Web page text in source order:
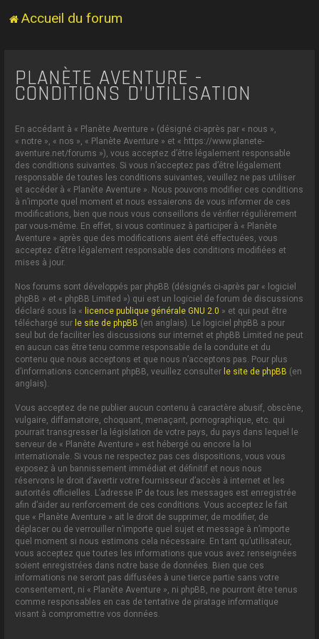
Accueil du forum
PLANÈTE AVENTURE -
CONDITIONS D’UTILISATION
En accédant à « Planète Aventure » (désigné ci-après par « nous »,
« notre », « nos », « Planète Aventure » et « https://www.planete-
aventure.net/forums »), vous acceptez d’être légalement responsable
des conditions suivantes. Si vous n’acceptez pas d’être légalement
responsable de toutes les conditions suivantes, veuillez ne pas utiliser
et accéder à « Planète Aventure ». Nous pouvons modifier ces conditions
à n’importe quel moment et nous essaierons de vous informer de ces
modifications, bien que nous vous conseillons de vérifier régulièrement
par vous-même. En effet, si vous continuez à participer à « Planète
Aventure » après que des modifications aient été effectuées, vous
acceptez d’être légalement responsable des conditions modifiées et
mises à jour.
Nos forums sont développés par phpBB (désignés ci-après par « logiciel
phpBB » et « phpBB Limited ») qui est un logiciel de forum de discussions
déclaré sous la « licence publique générale GNU 2.0 » et qui peut être
téléchargé sur le site de phpBB (en anglais). Le logiciel phpBB a pour
seul but de faciliter les discussions sur internet et phpBB Limited ne peut
en aucun cas être tenu comme responsable de la conduite et du
contenu que nous acceptons et que nous n’acceptons pas. Pour plus
d’informations concernant phpBB, veuillez consulter le site de phpBB (en
anglais).
Vous acceptez de ne publier aucun contenu à caractère abusif, obscène,
vulgaire, diffamatoire, choquant, menaçant, pornographique, etc. qui
pourrait transgresser la législation de votre pays, du pays dans lequel le
serveur de « Planète Aventure » est hébergé ou encore la loi
internationale. Si vous ne respectez pas ces dispositions, vous vous
exposez à un bannissement immédiat et définitif et nous nous
réservons le droit d’avertir votre fournisseur d’accès à internet et les
autorités officielles. L’adresse IP de tous les messages est enregistrée
afin d’aider au renforcement de ces conditions. Vous acceptez le fait
que « Planète Aventure » ait le droit de supprimer, de modifier, de
déplacer ou de verrouiller n’importe quel sujet et message à n’importe
quel moment si nous estimons cela nécessaire. En tant qu’utilisateur,
vous acceptez que toutes les informations que vous avez renseignées
soient enregistrées dans notre base de données. Bien que ces
informations ne seront pas diffusées à une tierce partie sans votre
consentement, ni « Planète Aventure », ni phpBB, ne pourront être tenus
comme responsables en cas de tentative de piratage informatique
visant à compromettre vos données.